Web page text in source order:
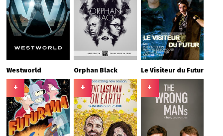
Westworld Orphan Black Le Visiteur du Futur
+ + +